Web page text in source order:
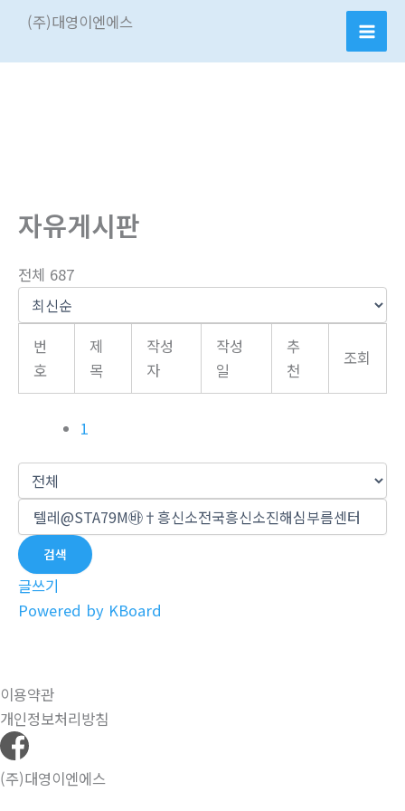
츠
(주)대영이엔에스
자유게시판
전체 687
번
호
제
목
작성
자
작성
일
추
천
조회
1
검색
글쓰기
Powered by KBoard
이용약관
개인정보처리방침
(주)대영이엔에스